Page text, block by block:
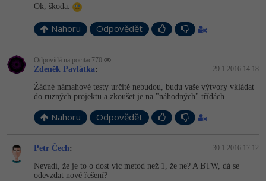
Ok, škoda.
Nahoru Odpovědět
Odpovídá na pocitac770
Zdeněk Pavlátka: 29.1.2016 14:18
Žádné námahové testy určitě nebudou, budu vaše výtvory vkládat
do různých projektů a zkoušet je na "náhodných" třídách.
Nahoru Odpovědět
Petr Čech: 30.1.2016 17:12
Nevadí, že je to o dost víc metod než 1, že ne? A BTW, dá se
odevzdat nové řešení?